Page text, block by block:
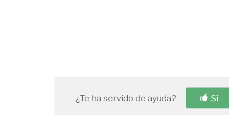
¿Te ha servido de ayuda? Sí